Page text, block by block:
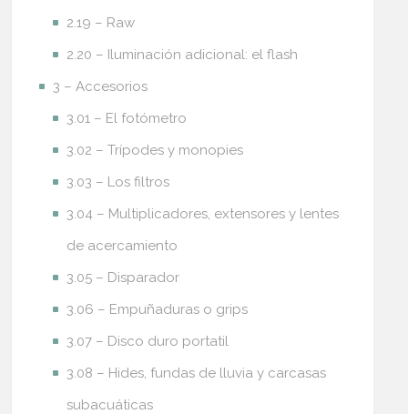
2.19 – Raw
2.20 – Iluminación adicional: el flash
3 – Accesorios
3.01 – El fotómetro
3.02 – Trípodes y monopies
3.03 – Los filtros
3.04 – Multiplicadores, extensores y lentes
de acercamiento
3.05 – Disparador
3.06 – Empuñaduras o grips
3.07 – Disco duro portatil
3.08 – Hides, fundas de lluvia y carcasas
subacuáticas